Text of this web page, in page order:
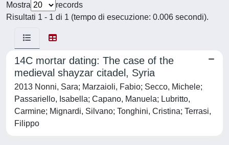
Mostra
records
Risultati 1 - 1 di 1 (tempo di esecuzione: 0.006 secondi).
14C mortar dating: The case of the
medieval shayzar citadel, Syria
2013 Nonni, Sara; Marzaioli, Fabio; Secco, Michele;
Passariello, Isabella; Capano, Manuela; Lubritto,
Carmine; Mignardi, Silvano; Tonghini, Cristina; Terrasi,
Filippo